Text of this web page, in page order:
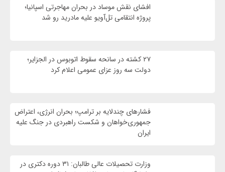
افشای نقش موساد در بحران مهاجرتی اسپانیا؛
پروژه انتقامی تل‌آویو علیه مادرید رو شد
۲۷ کشته در سانحه سقوط اتوبوس در الجزایر؛
دولت سه روز عزای عمومی اعلام کرد
فشارهای چندلایه بر ترامپ؛ بحران انرژی، اعتراض
جمهوری‌خواهان و شکست راهبردی در جنگ علیه
ایران
وزارت تحصیلات عالی طالبان: ۳۱ دوره دکتری در